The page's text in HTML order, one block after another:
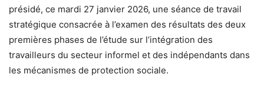
présidé, ce mardi 27 janvier 2026, une séance de travail
stratégique consacrée à l’examen des résultats des deux
premières phases de l’étude sur l’intégration des
travailleurs du secteur informel et des indépendants dans
les mécanismes de protection sociale.